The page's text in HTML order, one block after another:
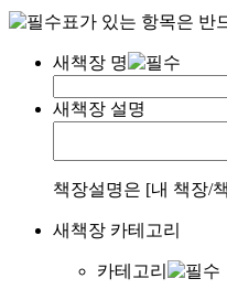
표가 있는 항목은 반
새책장 명
새책장 설명
책장설명은 [내 책장/
새책장 카테고리
카테고리